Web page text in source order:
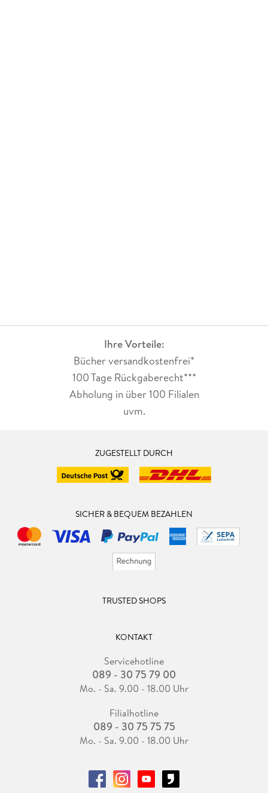
Ihre Vorteile:
Bücher versandkostenfrei*
100 Tage Rückgaberecht***
Abholung in über 100 Filialen
uvm.
ZUGESTELLT DURCH
SICHER & BEQUEM BEZAHLEN
TRUSTED SHOPS
KONTAKT
Servicehotline
089 - 30 75 79 00
Mo. - Sa. 9.00 - 18.00 Uhr
Filialhotline
089 - 30 75 75 75
Mo. - Sa. 9.00 - 18.00 Uhr